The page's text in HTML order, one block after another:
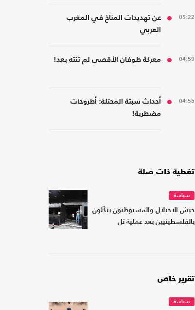
05:22
عن تهديدات المناخ في المغرب
العربي
04:59 معركة طوفان الأقصى لم تنته بعد!
04:56
أحداث سبتة المحتلة: أطروحات
مضطربة!
تغطية ذات صلة
سياسة
جيش الاحتلال والمستوطنون ينكّلون
بالفلسطينيين بعد عملية تل
تقرير خاص
سياسة